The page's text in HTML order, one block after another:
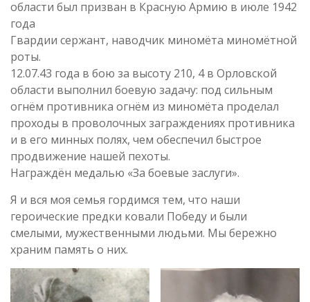
области был призван в Красную Армию в июле 1942
года
Гвардии сержант, наводчик миномёта миномётной
роты.
12.07.43 года в бою за высоту 210, 4 в Орловской
области выполнил боевую задачу: под сильным
огнём противника огнём из миномёта проделал
проходы в проволочных заграждениях противника
и в его минных полях, чем обеспечил быстрое
продвижение нашей пехоты.
Награждён медалью «За боевые заслуги».
Я и вся моя семья гордимся тем, что наши
героические предки ковали Победу и были
смелыми, мужественными людьми. Мы бережно
храним память о них.